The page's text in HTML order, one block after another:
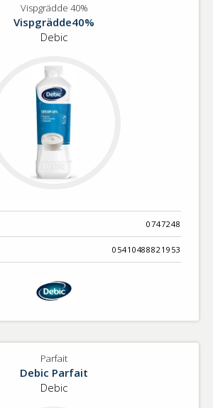
Vispgrädde 40%
Vispgrädde40%
Debic
0747248
05410488821953
Parfait
Debic Parfait
Debic